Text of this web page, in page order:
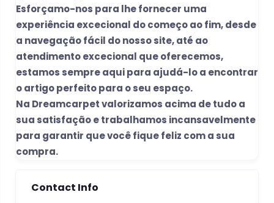
Esforçamo-nos para lhe fornecer uma
experiência excecional do começo ao fim, desde
a navegação fácil do nosso site, até ao
atendimento excecional que oferecemos,
estamos sempre aqui para ajudá-lo a encontrar
o artigo perfeito para o seu espaço.
Na Dreamcarpet valorizamos acima de tudo a
sua satisfação e trabalhamos incansavelmente
para garantir que você fique feliz com a sua
compra.
Contact Info